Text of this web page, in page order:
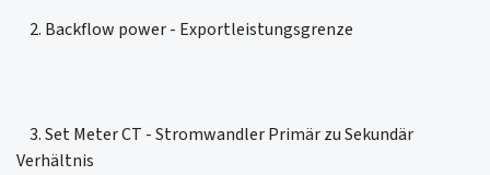
2. Backflow power - Exportleistungsgrenze
3. Set Meter CT - Stromwandler Primär zu Sekundär
Verhältnis